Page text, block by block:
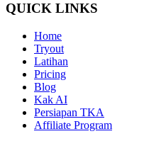
QUICK LINKS
Home
Tryout
Latihan
Pricing
Blog
Kak AI
Persiapan TKA
Affiliate Program